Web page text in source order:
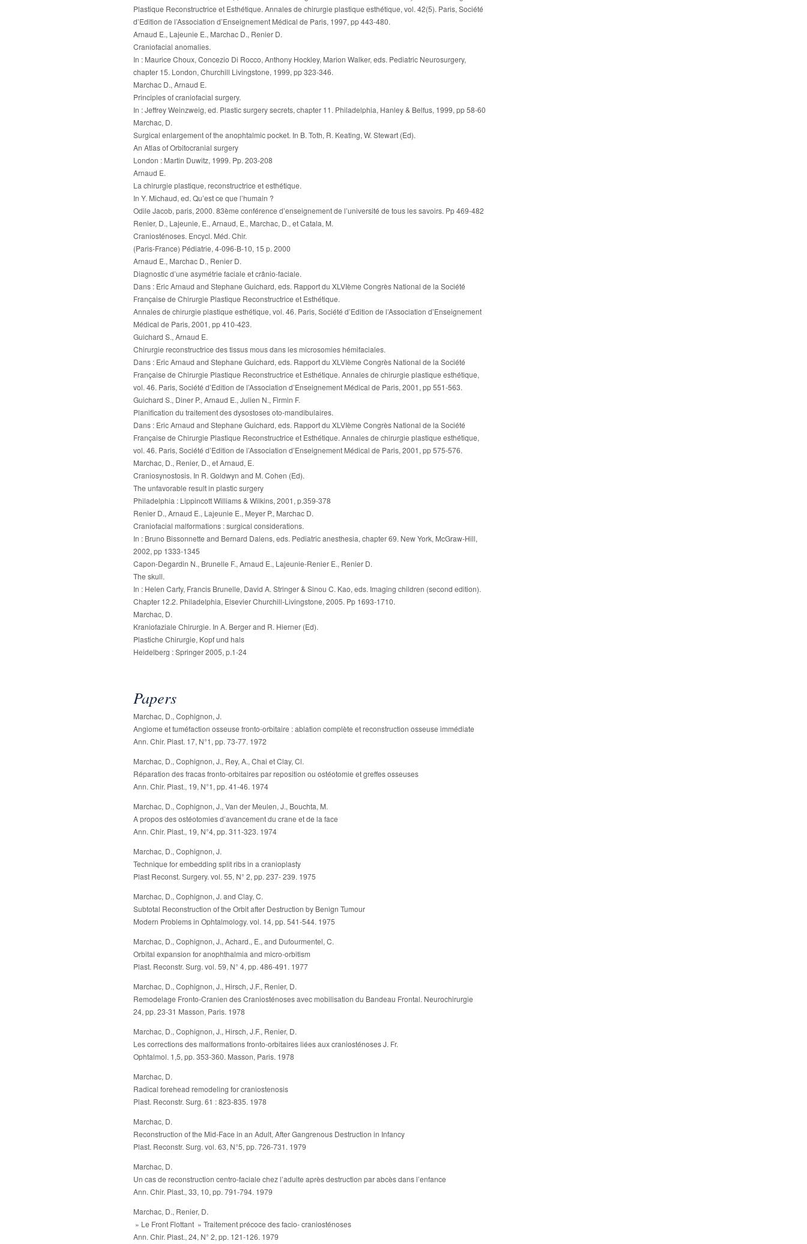
Plastique Reconstructrice et Esthétique. Annales de chirurgie plastique esthétique, vol. 42(5). Paris, Société
d’Edition de l’Association d’Enseignement Médical de Paris, 1997, pp 443-480.
Arnaud E., Lajeunie E., Marchac D., Renier D.
Craniofacial anomalies.
In : Maurice Choux, Concezio Di Rocco, Anthony Hockley, Marion Walker, eds. Pediatric Neurosurgery,
chapter 15. London, Churchill Livingstone, 1999, pp 323-346.
Marchac D., Arnaud E.
Principles of craniofacial surgery.
In : Jeffrey Weinzweig, ed. Plastic surgery secrets, chapter 11. Philadelphia, Hanley & Belfus, 1999, pp 58-60
Marchac, D.
Surgical enlargement of the anophtalmic pocket. In B. Toth, R. Keating, W. Stewart (Ed).
An Atlas of Orbitocranial surgery
London : Martin Duwitz, 1999. Pp. 203-208
Arnaud E.
La chirurgie plastique, reconstructrice et esthétique.
In Y. Michaud, ed. Qu’est ce que l’humain ?
Odile Jacob, paris, 2000. 83ème conférence d’enseignement de l’université de tous les savoirs. Pp 469-482
Renier, D., Lajeunie, E., Arnaud, E., Marchac, D., et Catala, M.
Craniosténoses. Encycl. Méd. Chir.
(Paris-France) Pédiatrie, 4-096-B-10, 15 p. 2000
Arnaud E., Marchac D., Renier D.
Diagnostic d’une asymétrie faciale et crânio-faciale.
Dans : Eric Arnaud and Stephane Guichard, eds. Rapport du XLVIème Congrès National de la Société
Française de Chirurgie Plastique Reconstructrice et Esthétique.
Annales de chirurgie plastique esthétique, vol. 46. Paris, Société d’Edition de l’Association d’Enseignement
Médical de Paris, 2001, pp 410-423.
Guichard S., Arnaud E.
Chirurgie reconstructrice des tissus mous dans les microsomies hémifaciales.
Dans : Eric Arnaud and Stephane Guichard, eds. Rapport du XLVIème Congrès National de la Société
Française de Chirurgie Plastique Reconstructrice et Esthétique. Annales de chirurgie plastique esthétique,
vol. 46. Paris, Société d’Edition de l’Association d’Enseignement Médical de Paris, 2001, pp 551-563.
Guichard S., Diner P., Arnaud E., Julien N., Firmin F.
Planification du traitement des dysostoses oto-mandibulaires.
Dans : Eric Arnaud and Stephane Guichard, eds. Rapport du XLVIème Congrès National de la Société
Française de Chirurgie Plastique Reconstructrice et Esthétique. Annales de chirurgie plastique esthétique,
vol. 46. Paris, Société d’Edition de l’Association d’Enseignement Médical de Paris, 2001, pp 575-576.
Marchac, D., Renier, D., et Arnaud, E.
Craniosynostosis. In R. Goldwyn and M. Cohen (Ed).
The unfavorable result in plastic surgery
Philadelphia : Lippincott Williams & Wilkins, 2001, p.359-378
Renier D., Arnaud E., Lajeunie E., Meyer P., Marchac D.
Craniofacial malformations : surgical considerations.
In : Bruno Bissonnette and Bernard Dalens, eds. Pediatric anesthesia, chapter 69. New York, McGraw-Hill,
2002, pp 1333-1345
Capon-Degardin N., Brunelle F., Arnaud E., Lajeunie-Renier E., Renier D.
The skull.
In : Helen Carty, Francis Brunelle, David A. Stringer & Sinou C. Kao, eds. Imaging children (second edition).
Chapter 12.2. Philadelphia, Elsevier Churchill-Livingstone, 2005. Pp 1693-1710.
Marchac, D.
Kraniofaziale Chirurgie. In A. Berger and R. Hierner (Ed).
Plastiche Chirurgie, Kopf und hals
Heidelberg : Springer 2005, p.1-24
Papers
Marchac, D., Cophignon, J.
Angiome et tuméfaction osseuse fronto-orbitaire : ablation complète et reconstruction osseuse immédiate
Ann. Chir. Plast. 17, N°1, pp. 73-77. 1972
Marchac, D., Cophignon, J., Rey, A., Chai et Clay, Cl.
Réparation des fracas fronto-orbitaires par reposition ou ostéotomie et greffes osseuses
Ann. Chir. Plast., 19, N°1, pp. 41-46. 1974
Marchac, D., Cophignon, J., Van der Meulen, J., Bouchta, M.
A propos des ostéotomies d’avancement du crane et de la face
Ann. Chir. Plast., 19, N°4, pp. 311-323. 1974
Marchac, D., Cophignon, J.
Technique for embedding split ribs in a cranioplasty
Plast Reconst. Surgery. vol. 55, N° 2, pp. 237- 239. 1975
Marchac, D., Cophignon, J. and Clay, C.
Subtotal Reconstruction of the Orbit after Destruction by Benign Tumour
Modern Problems in Ophtalmology. vol. 14, pp. 541-544. 1975
Marchac, D., Cophignon, J., Achard., E., and Dufourmentel, C.
Orbital expansion for anophthalmia and micro-orbitism
Plast. Reconstr. Surg. vol. 59, N° 4, pp. 486-491. 1977
Marchac, D., Cophignon, J., Hirsch, J.F., Renier, D.
Remodelage Fronto-Cranien des Craniosténoses avec mobilisation du Bandeau Frontal. Neurochirurgie
24, pp. 23-31 Masson, Paris. 1978
Marchac, D., Cophignon, J., Hirsch, J.F., Renier, D.
Les corrections des malformations fronto-orbitaires liées aux craniosténoses J. Fr.
Ophtalmol. 1,5, pp. 353-360. Masson, Paris. 1978
Marchac, D.
Radical forehead remodeling for craniostenosis
Plast. Reconstr. Surg. 61 : 823-835. 1978
Marchac, D.
Reconstruction of the Mid-Face in an Adult, After Gangrenous Destruction in Infancy
Plast. Reconstr. Surg. vol. 63, N°5, pp. 726-731. 1979
Marchac, D.
Un cas de reconstruction centro-faciale chez l’adulte après destruction par abcès dans l’enfance
Ann. Chir. Plast., 33, 10, pp. 791-794. 1979
Marchac, D., Renier, D.
» Le Front Flottant » Traitement précoce des facio- craniosténoses
Ann. Chir. Plast., 24, N° 2, pp. 121-126. 1979